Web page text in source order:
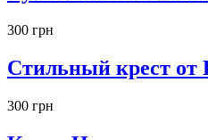
300 грн
Стильный крест от
300 грн